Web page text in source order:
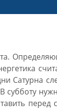
Сатурна
субботу
перед